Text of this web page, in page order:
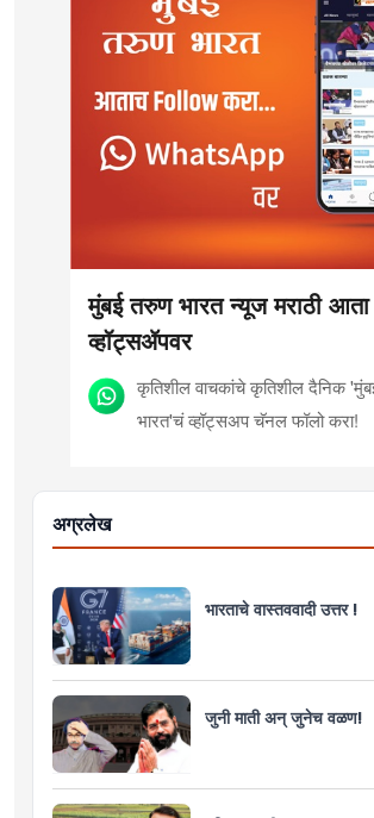
मुंबई तरुण भारत न्यूज मराठी आता
व्हॉट्सॲपवर
कृतिशील वाचकांचे कृतिशील दैनिक
भारत'चं व्हॉट्सअप चॅनल फॉलो करा!
अग्रलेख
भारताचे वास्तववादी उत्तर !
जुनी माती अन् जुनेच वळण!